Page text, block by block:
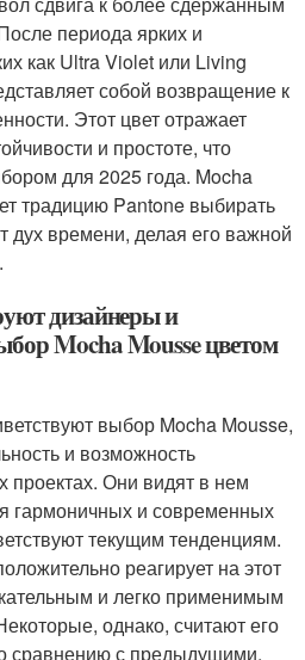
периода ярких и
как Ultra Violet или Living
собой возвращение к
Этот цвет отражает
и простоте, что
для 2025 года. Mocha
традицию Pantone выбирать
дух времени, делая его важной
дизайнеры и
Mocha Mousse цветом
выбор Mocha Mousse,
и возможность
проектах. Они видят в нем
гармоничных и современных
текущим тенденциям.
реагирует на этот
и легко применимым
однако, считают его
сравнению с предыдущими,